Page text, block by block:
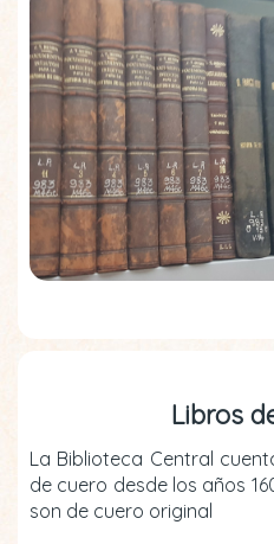
Libros
La Biblioteca Central
de cuero desde los años
son de cuero original